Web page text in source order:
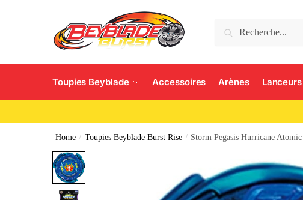
Search
Toupies Beyblade Accessoires Arènes Lanceurs
Home / Toupies Beyblade Burst Rise / Storm Pegasis Hurricane Atomic